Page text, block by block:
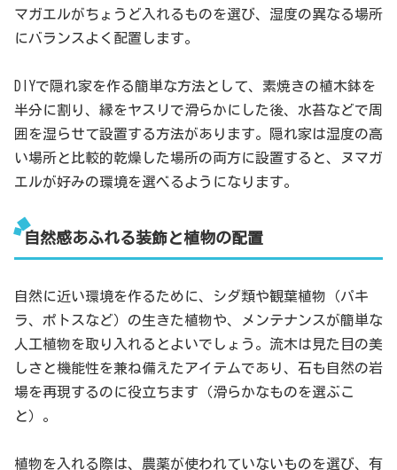
マガエルがちょうど入れるものを選び、湿度の異なる場所
にバランスよく配置します。
DIYで隠れ家を作る簡単な方法として、素焼きの植木鉢を
半分に割り、縁をヤスリで滑らかにした後、水苔などで周
囲を湿らせて設置する方法があります。隠れ家は湿度の高
い場所と比較的乾燥した場所の両方に設置すると、ヌマガ
エルが好みの環境を選べるようになります。
自然感あふれる装飾と植物の配置
自然に近い環境を作るために、シダ類や観葉植物（パキ
ラ、ポトスなど）の生きた植物や、メンテナンスが簡単な
人工植物を取り入れるとよいでしょう。流木は見た目の美
しさと機能性を兼ね備えたアイテムであり、石も自然の岩
場を再現するのに役立ちます（滑らかなものを選ぶこ
と）。
植物を入れる際は、農薬が使われていないものを選び、有